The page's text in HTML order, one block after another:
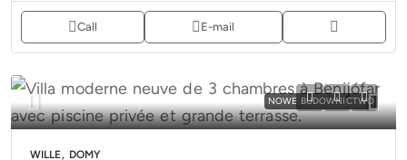
Call E-mail
NOWE BUDOWNICTWO
WILLE, DOMY